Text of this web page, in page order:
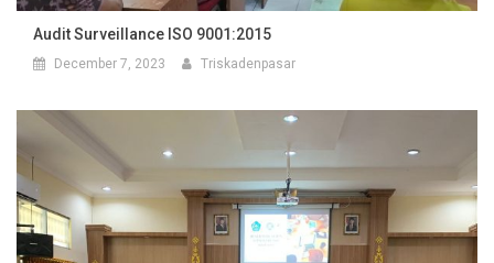
Audit Surveillance ISO 9001:2015
December 7, 2023 Triskadenpasar